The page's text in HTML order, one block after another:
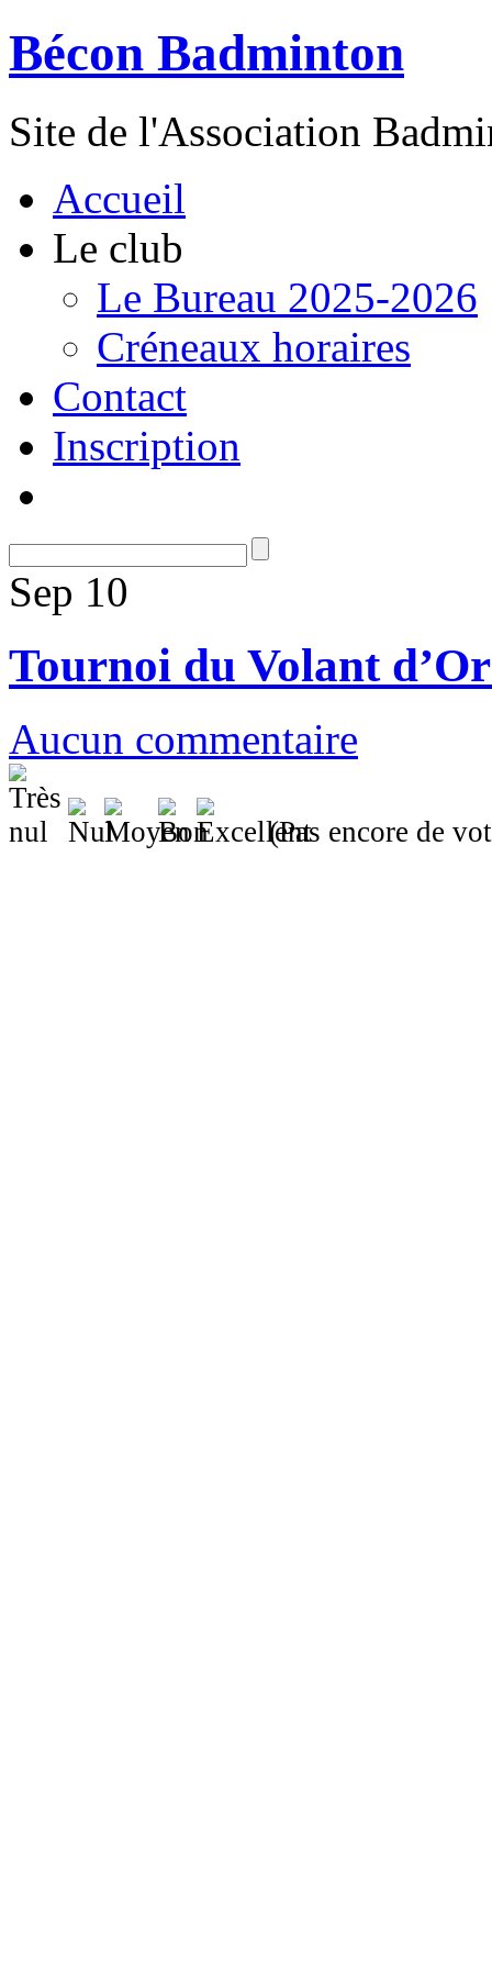
Bécon Badminton
Site de l'Association
Accueil
Le club
Le Bureau 2025-2026
Créneaux horaires
Contact
Inscription
Sep 10
Tournoi du Volant
Aucun commentaire
(Pas encore de